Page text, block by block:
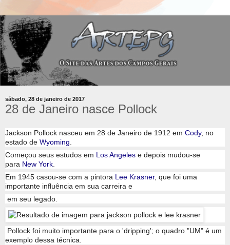
sábado, 28 de janeiro de 2017
28 de Janeiro nasce Pollock
Jackson Pollock nasceu em 28 de Janeiro de 1912 em Cody, no
estado de Wyoming.
Começou seus estudos em Los Angeles e depois mudou-se
para New York.
Em 1945 casou-se com a pintora Lee Krasner, que foi uma
importante influência em sua carreira e
em seu legado.
Pollock foi muito importante para o 'dripping'; o quadro "UM" é um
exemplo dessa técnica.